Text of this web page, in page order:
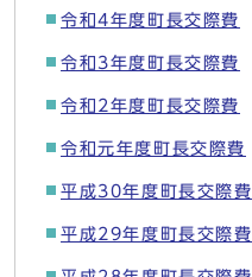
令和4年度町長交際費
令和3年度町長交際費
令和2年度町長交際費
令和元年度町長交際費
平成30年度町長交際費
平成29年度町長交際費